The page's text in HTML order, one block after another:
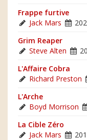
Frappe furtive
Jack Mars
Grim Reaper
Steve Alten
L'Affaire Cobra
Richard Preston
L'Arche
Boyd Morrison
La Cible Zéro
Jack Mars